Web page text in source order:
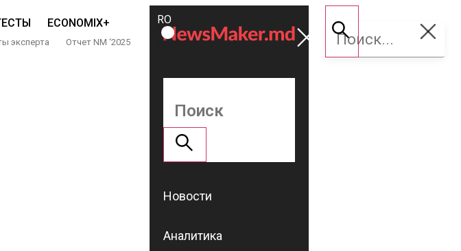
ECONOMIX+
эксперта Отчет NM ‘2025
ROMÂNĂ
RU
Поддержать
NM
Новости
Аналитика